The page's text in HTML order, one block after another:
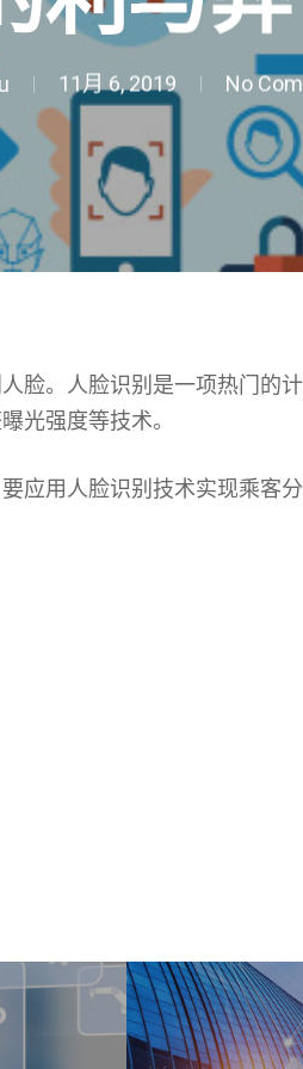
11月 6, 2019 No
脸。人脸识别是一项热门的
光强度等技术。
应用人脸识别技术实现乘客